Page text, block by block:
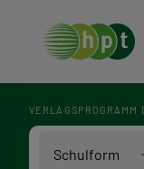
VERLAGSPROGRAMM
Schulform